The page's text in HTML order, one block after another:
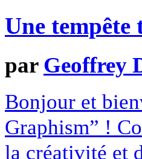
Une tempête
par Geoffrey
Bonjour et
Graphism” !
la créativité et